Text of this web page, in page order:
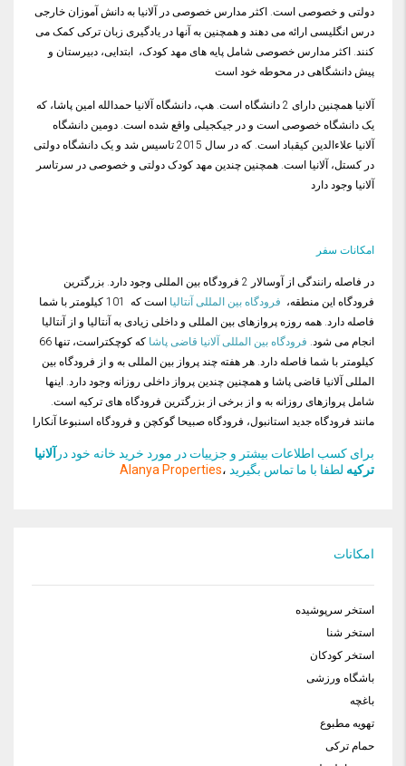
دولتی و خصوصی است. اکثر مدارس خصوصی در آلانیا به دانش آموزان خارجی
درس انگلیسی ارائه می دهند و همچنین به آنها در یادگیری زبان ترکی کمک می
کنند. اکثر مدارس خصوصی شامل پایه های مهد کودک، ابتدایی، دبیرستان و
پیش دانشگاهی در محوطه خود است
آلانیا همچنین دارای 2 دانشگاه است. هپ، دانشگاه آلانیا حمدالله امین پاشا، که
یک دانشگاه خصوصی است و در جیکجیلی واقع شده است. دومین دانشگاه
آلانیا علاءالدین کیقباد است. که در سال 2015 تاسیس شد و یک دانشگاه دولتی
در کستل، آلانیا است. همچنین چندین مهد کودک دولتی و خصوصی در سرتاسر
آلانیا وجود دارد
امکانات سفر
در فاصله رانندگی از آوسالار 2 فرودگاه بین المللی وجود دارد. بزرگترین
فرودگاه این منطقه، فرودگاه بین المللی آنتالیا
است که 101 کیلومتر با شما
فاصله دارد. همه روزه پروازهای بین المللی و داخلی زیادی به آنتالیا و از آنتالیا
انجام می شود. فرودگاه بین المللی آلانیا قاضی پاشا
که کوچکتراست، تنها 66
کیلومتر با شما فاصله دارد. هر هفته چند پرواز بین المللی به و از فرودگاه بین
المللی آلانیا قاضی پاشا و همچنین چندین پرواز داخلی روزانه وجود دارد. اینها
شامل پروازهای روزانه به و از برخی از بزرگترین فرودگاه های ترکیه است.
مانند فرودگاه جدید استانبول، فرودگاه صبیحا گوکچن و فرودگاه اسنبوعا آنکارا
برای کسب اطلاعات بیشتر و جزییات در مورد خرید خانه خود در آلانیا
ترکیه لطفا با ما تماس بگیرید ،Alanya Properties
امکانات
استخر سرپوشیده
استخر شنا
استخر کودکان
باشگاه ورزشی
باغچه
تهویه مطبوع
حمام ترکی